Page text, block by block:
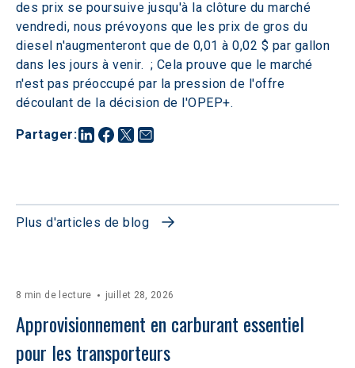
Partager:
des prix se poursuive jusqu'à la clôture du marché
vendredi, nous prévoyons que les prix de gros du
diesel n'augmenteront que de 0,01 à 0,02 $ par gallon
dans les jours à venir.  ; Cela prouve que le marché
n'est pas préoccupé par la pression de l'offre
découlant de la décision de l'OPEP+.
Plus d'articles de blog
8 min de lecture juillet 28, 2026
Approvisionnement en carburant essentiel
pour les transporteurs